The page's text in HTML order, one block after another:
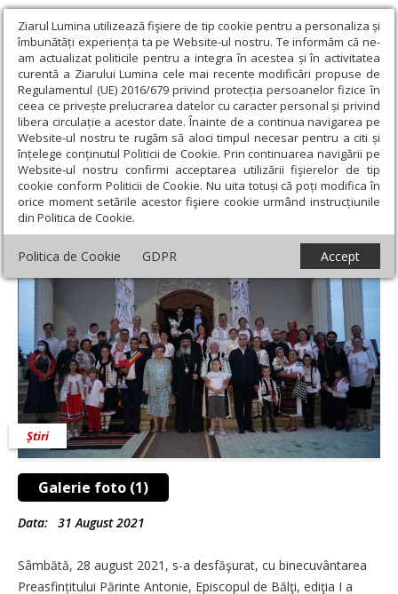
Ziarul Lumina utilizează fişiere de tip cookie pentru a personaliza și
îmbunătăți experiența ta pe Website-ul nostru. Te informăm că ne-
am actualizat politicile pentru a integra în acestea și în activitatea
curentă a Ziarului Lumina cele mai recente modificări propuse de
Regulamentul (UE) 2016/679 privind protecția persoanelor fizice în
ceea ce privește prelucrarea datelor cu caracter personal și privind
libera circulație a acestor date. Înainte de a continua navigarea pe
Website-ul nostru te rugăm să aloci timpul necesar pentru a citi și
înțelege conținutul Politicii de Cookie. Prin continuarea navigării pe
Website-ul nostru confirmi acceptarea utilizării fişierelor de tip
cookie conform Politicii de Cookie. Nu uita totuși că poți modifica în
orice moment setările acestor fişiere cookie urmând instrucțiunile
din Politica de Cookie.
Politica de Cookie GDPR Accept
Ziarul Lumina › Actualitate religioasă › Știri › Festivalul „Ia
românească în fiecare casă” la Dondușeni
Festivalul „Ia românească în fiecare casă” la
Dondușeni
Galerie foto (1)
Știri
Data: 31 August 2021
Sâmbătă, 28 august 2021, s-a desfăşurat, cu binecuvântarea
Prea­sfințitului Părinte Antonie, Episcopul de Bălţi, ediţia I a